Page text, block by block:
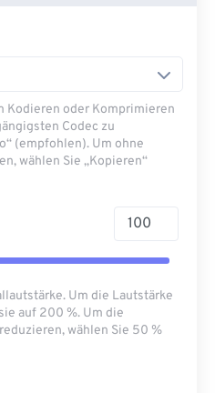
Kodieren oder Komprimieren
Codec zu
(empfohlen). Um ohne
wählen Sie „Kopieren“
Um die Lautstärke
auf 200 %. Um die
wählen Sie 50 %